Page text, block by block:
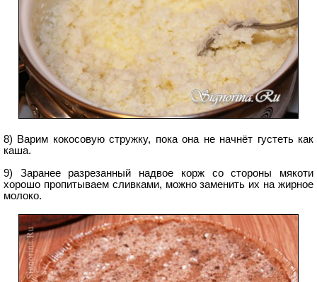
8) Варим кокосовую стружку, пока она не начнёт густеть как
каша.
9) Заранее разрезанный надвое корж со стороны мякоти
хорошо пропитываем сливками, можно заменить их на жирное
молоко.